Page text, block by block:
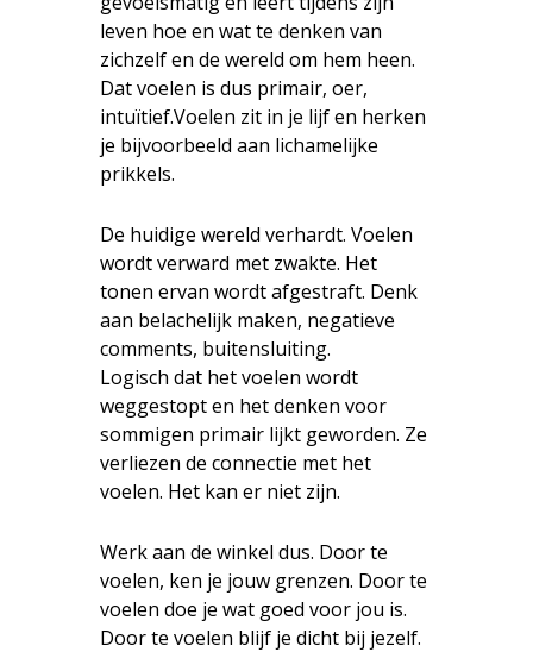
leven hoe en wat te denken van
zichzelf en de wereld om hem heen.
Dat voelen is dus primair, oer,
intuïtief.Voelen zit in je lijf en herken
je bijvoorbeeld aan lichamelijke
prikkels.
De huidige wereld verhardt. Voelen
wordt verward met zwakte. Het
tonen ervan wordt afgestraft. Denk
aan belachelijk maken, negatieve
comments, buitensluiting.
Logisch dat het voelen wordt
weggestopt en het denken voor
sommigen primair lijkt geworden. Ze
verliezen de connectie met het
voelen. Het kan er niet zijn.
Werk aan de winkel dus. Door te
voelen, ken je jouw grenzen. Door te
voelen doe je wat goed voor jou is.
Door te voelen blijf je dicht bij jezelf.